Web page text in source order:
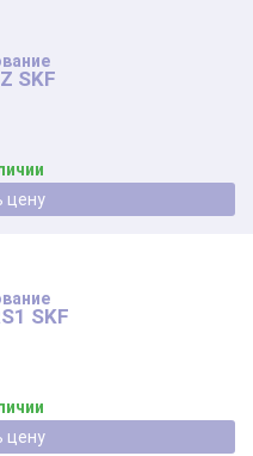
SKF
Уточнить цену
SKF
Уточнить цену